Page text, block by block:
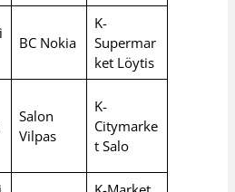
BC Nokia
K-
Supermar
ket Löytis
Salon
Vilpas
K-
Citymarke
t Salo